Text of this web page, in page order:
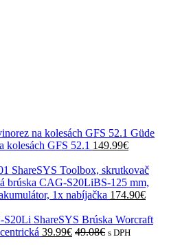
Güde
kolesách GFS 52.1 149.99€
ShareSYS Toolbox, skrutkovač
brúska CAG-S20LiBS-125 mm,
1x nabíjačka 174.90€
Brúska Worcraft
39.99€ 49.08€ s DPH